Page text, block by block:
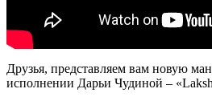
Друзья, представляем вам новую
исполнении Дарьи Чудиной –